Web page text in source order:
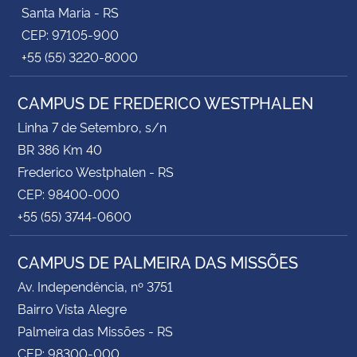
Santa Maria - RS
CEP: 97105-900
+55 (55) 3220-8000
CAMPUS DE FREDERICO WESTPHALEN
Linha 7 de Setembro, s/n
BR 386 Km 40
Frederico Westphalen - RS
CEP: 98400-000
+55 (55) 3744-0600
CAMPUS DE PALMEIRA DAS MISSÕES
Av. Independência, nº 3751
Bairro Vista Alegre
Palmeira das Missões - RS
CEP: 98300-000